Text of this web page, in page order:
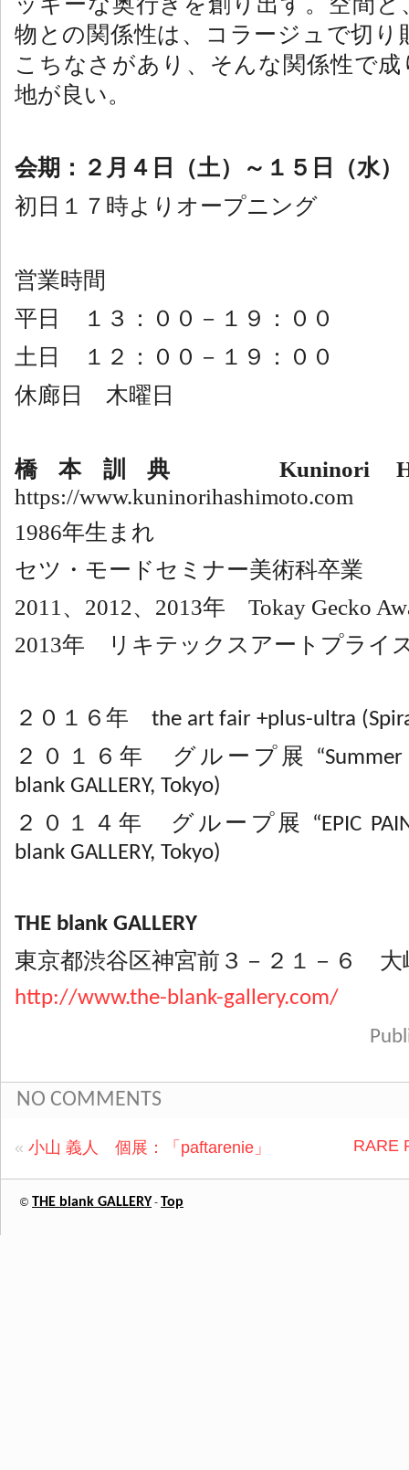
物との関係性は、コラージュで切り
こちなさがあり、そんな関係性で
地が良い。
会期：２月４日（土）～１５日（水）
初日１７時よりオープニング
営業時間
平日 １３：００－１９：００
土日 １２：００－１９：００
休廊日 木曜日
橋本訓典
https://www.kuninorihashimoto.com
1986年生まれ
セツ・モードセミナー美術科卒業
2011 、 2012、 2013年 Tokay Gecko
2013年 リキテックスアートプライ
２０１６年 the art fair +plus-ultra
２０１６年 グループ展 “Summer
blank GALLERY, Tokyo)
２０１４年 グループ展 “EPIC
blank GALLERY, Tokyo)
THE blank GALLERY
東京都渋谷区神宮前３－２１－６ 大
http://www.the-blank-gallery.com/
NO COMMENTS
RARE
« 小山 義人 個展：「paftarenie」
© THE blank GALLERY - Top